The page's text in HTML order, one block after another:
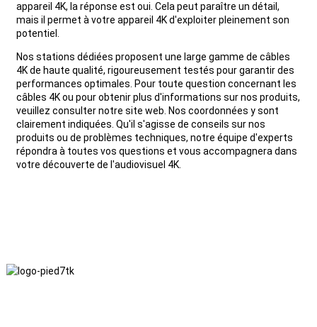
appareil 4K, la réponse est oui. Cela peut paraître un détail,
mais il permet à votre appareil 4K d'exploiter pleinement son
potentiel.
Nos stations dédiées proposent une large gamme de câbles
4K de haute qualité, rigoureusement testés pour garantir des
performances optimales. Pour toute question concernant les
câbles 4K ou pour obtenir plus d'informations sur nos produits,
veuillez consulter notre site web. Nos coordonnées y sont
clairement indiquées. Qu'il s'agisse de conseils sur nos
produits ou de problèmes techniques, notre équipe d'experts
répondra à toutes vos questions et vous accompagnera dans
votre découverte de l'audiovisuel 4K.